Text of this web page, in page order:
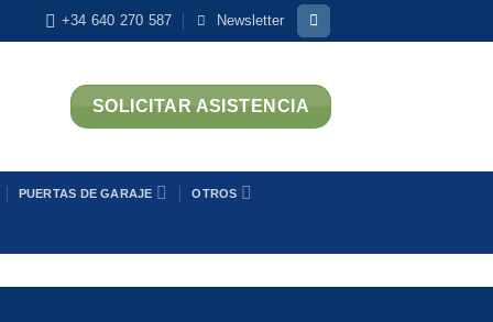
+34 640 270 587 Newsletter
SOLICITAR ASISTENCIA
PUERTAS DE GARAJE OTROS